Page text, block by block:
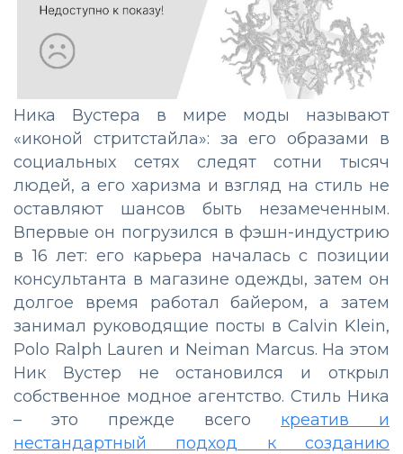
Ника Вустера в мире моды называют
«иконой стритстайла»: за его образами в
социальных сетях следят сотни тысяч
людей, а его харизма и взгляд на стиль не
оставляют шансов быть незамеченным.
Впервые он погрузился в фэшн-индустрию
в 16 лет: его карьера началась с позиции
консультанта в магазине одежды, затем он
долгое время работал байером, а затем
занимал руководящие посты в Calvin Klein,
Polo Ralph Lauren и Neiman Marcus. На этом
Ник Вустер не остановился и открыл
собственное модное агентство. Стиль Ника
– это прежде всего креатив и
нестандартный подход к созданию